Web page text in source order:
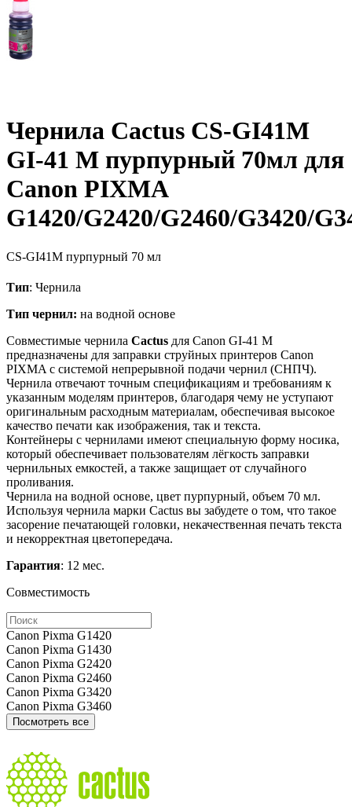
Чернила Cactus CS-GI41M
GI-41 M пурпурный 70мл для
Canon PIXMA
G1420/G2420/G2460/G3420/
CS-GI41M пурпурный 70 мл
Тип: Чернила
Тип чернил: на водной основе
Совместимые чернила Cactus для Canon GI-41 M
предназначены для заправки струйных принтеров Canon
PIXMA с системой непрерывной подачи чернил (СНПЧ).
Чернила отвечают точным спецификациям и требованиям к
указанным моделям принтеров, благодаря чему не уступают
оригинальным расходным материалам, обеспечивая высокое
качество печати как изображения, так и текста.
Контейнеры с чернилами имеют специальную форму носика,
который обеспечивает пользователям лёгкость заправки
чернильных емкостей, а также защищает от случайного
проливания.
Чернила на водной основе, цвет пурпурный, объем 70 мл.
Используя чернила марки Cactus вы забудете о том, что такое
засорение печатающей головки, некачественная печать текста
и некорректная цветопередача.
Гарантия: 12 мес.
Совместимость
Canon Pixma G1420
Canon Pixma G1430
Canon Pixma G2420
Canon Pixma G2460
Canon Pixma G3420
Canon Pixma G3460
Посмотреть все